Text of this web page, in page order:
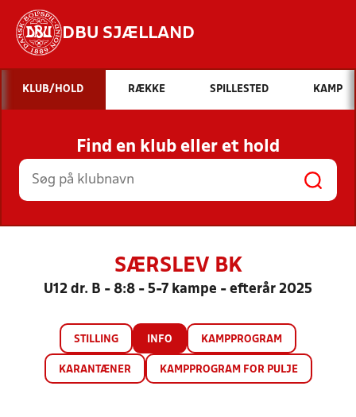
DBU SJÆLLAND
Hvad vil du søge efter?
INDHOLD OG NYHEDER
STILLINGER, RESULTATER, KLUBBER OG
HOLD
KLUB/HOLD RÆKKE SPILLESTED KAMP
Find en klub eller et hold
SÆRSLEV BK
U12 dr. B - 8:8 - 5-7 kampe - efterår 2025
STILLING INFO KAMPPROGRAM
KARANTÆNER KAMPPROGRAM FOR PULJE